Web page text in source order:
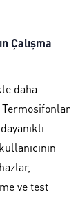
Çalışma
daha
Termosifonlar
ve test